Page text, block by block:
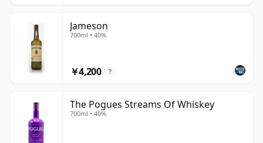
Jameson
700ml • 40%
￥4,200 ?
The Pogues Streams Of Whiskey
700ml • 40%